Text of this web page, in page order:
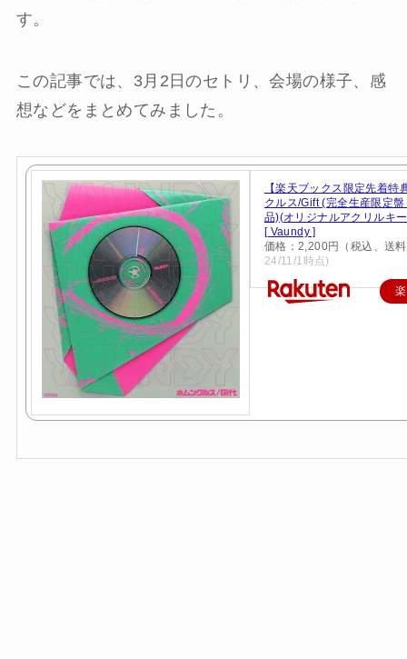
す。
この記事では、3月2日のセトリ、会場の様子、感
想などをまとめてみました。
【楽天ブックス限定先着特
クルス/Gift (完全生産限定
品)(オリジナルアクリルキ
[ Vaundy ]
価格：2,200円（税込、送
24/11/1時点)